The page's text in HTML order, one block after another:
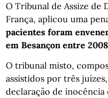
O Tribunal de Assize de
França, aplicou uma
pacientes foram
em Besançon entre 2008
O tribunal misto,
assistidos por três
declaração de